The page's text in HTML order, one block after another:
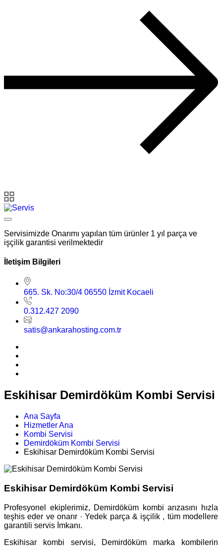
Servisimizde Onarımı yapılan tüm ürünler 1 yıl parça ve
işçilik garantisi verilmektedir
İletişim Bilgileri
665. Sk. No:30/4 06550 İzmit Kocaeli
0.312.427 2090
satis@ankarahosting.com.tr
Eskihisar Demirdöküm Kombi Servisi
Ana Sayfa
Hizmetler Ana
Kombi Servisi
Demirdöküm Kombi Servisi
Eskihisar Demirdöküm Kombi Servisi
Eskihisar Demirdöküm Kombi Servisi
Profesyonel ekiplerimiz, Demirdöküm kombi arızasını hızla
teşhis eder ve onarır · Yedek parça & işçilik , tüm modellere
garantili servis İmkanı.
Eskihisar kombi servisi, Demirdöküm marka kombilerin